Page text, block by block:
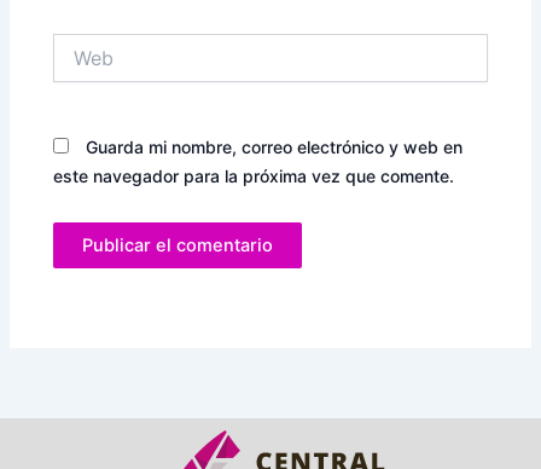
Guarda mi nombre, correo electrónico y web en
este navegador para la próxima vez que comente.